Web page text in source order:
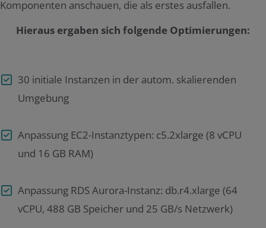
Komponenten anschauen, die als erstes ausfallen.
Hieraus ergaben sich folgende Optimierungen:
30 initiale Instanzen in der autom. skalierenden
Umgebung
Anpassung EC2-Instanztypen: c5.2xlarge (8 vCPU
und 16 GB RAM)
Anpassung RDS Aurora-Instanz: db.r4.xlarge (64
vCPU, 488 GB Speicher und 25 GB/s Netzwerk)